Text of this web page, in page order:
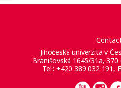
Jihočeská univerzita v
Branišovská 1645/31a, 370
Tel.: +420 389 032 191,